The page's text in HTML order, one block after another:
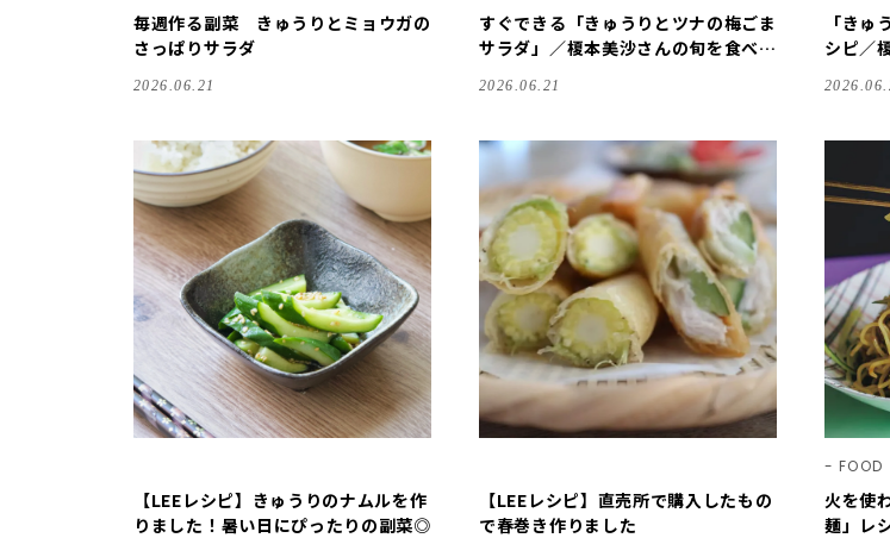
毎週作る副菜 きゅうりとミョウガの
さっぱりサラダ
2026.06.21
すぐできる「きゅうりとツナの梅ごま
サラダ」／榎本美沙さんの旬を食べつ
2026.06.21
「き
シピ／
【LEEレシピ】きゅうりのナムルを作
りました！暑い日にぴったりの副菜◎
【LEEレシピ】直売所で購入したもの
で春巻き作りました
FOOD
火を使
麺」レ